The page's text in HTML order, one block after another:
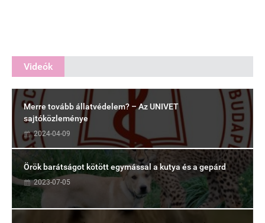
Videók
Merre tovább állatvédelem? – Az UNIVET
sajtóközleménye
2024-04-09
Örök barátságot kötött egymással a kutya és a gepárd
2023-07-05